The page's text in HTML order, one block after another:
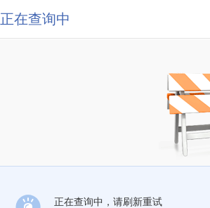
正在查询中
正在查询中，请刷新重试